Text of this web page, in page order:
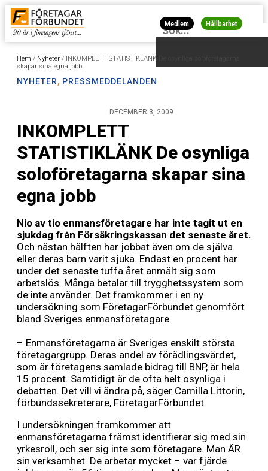
Medlem Hållbarhet
Hem / Nyheter /
INKOMPLETT STATISTIKLÄNK De osynliga soloföretagarna
skapar sina egna jobb
NYHETER, PRESSMEDDELANDEN
DECEMBER 3, 2009
INKOMPLETT
STATISTIKLÄNK De osynliga
soloföretagarna skapar sina
egna jobb
Nio av tio enmansföretagare har inte tagit ut en
sjukdag från Försäkringskassan det senaste året.
Och nästan hälften har jobbat även om de själva
eller deras barn varit sjuka. Endast en procent har
under det senaste tuffa året anmält sig som
arbetslös. Många betalar till trygghetssystem som
de inte använder. Det framkommer i en ny
undersökning som FöretagarFörbundet genomfört
bland Sveriges enmansföretagare.
– Enmansföretagarna är Sveriges enskilt största
företagargrupp. Deras andel av förädlingsvärdet,
som är företagens samlade bidrag till BNP, är hela
15 procent. Samtidigt är de ofta helt osynliga i
debatten. Det vill vi ändra på, säger Camilla Littorin,
förbundssekreterare, FöretagarFörbundet.
I undersökningen framkommer att
enmansföretagarna främst identifierar sig med sin
yrkesroll, och ser sig inte som företagare. Man ÄR
sin verksamhet. De arbetar mycket – var fjärde